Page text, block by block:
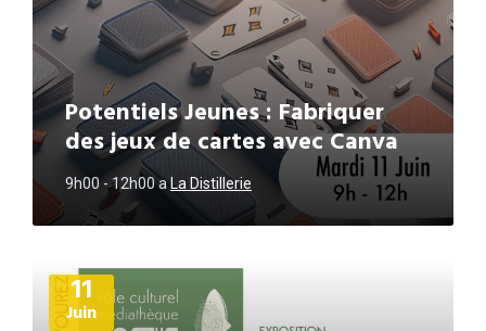
Potentiels Jeunes : Fabriquer
des jeux de cartes avec Canva
9h00 - 12h00aLa Distillerie
11
Juin
d'informations